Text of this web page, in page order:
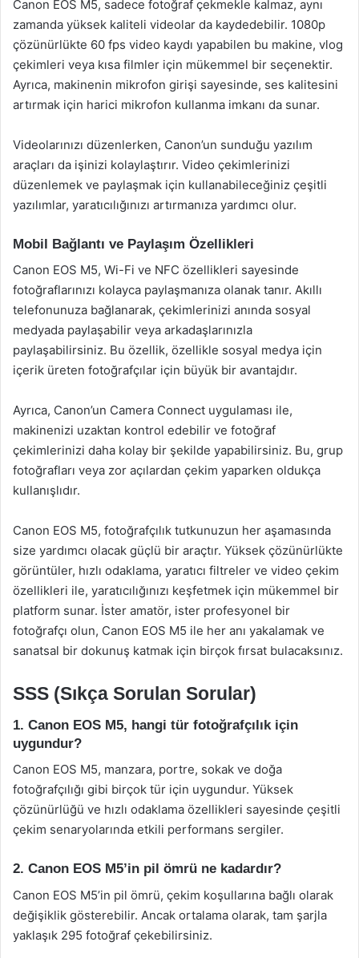
Canon EOS M5, sadece fotoğraf çekmekle kalmaz, aynı
zamanda yüksek kaliteli videolar da kaydedebilir. 1080p
çözünürlükte 60 fps video kaydı yapabilen bu makine, vlog
çekimleri veya kısa filmler için mükemmel bir seçenektir.
Ayrıca, makinenin mikrofon girişi sayesinde, ses kalitesini
artırmak için harici mikrofon kullanma imkanı da sunar.
Videolarınızı düzenlerken, Canon’un sunduğu yazılım
araçları da işinizi kolaylaştırır. Video çekimlerinizi
düzenlemek ve paylaşmak için kullanabileceğiniz çeşitli
yazılımlar, yaratıcılığınızı artırmanıza yardımcı olur.
Mobil Bağlantı ve Paylaşım Özellikleri
Canon EOS M5, Wi-Fi ve NFC özellikleri sayesinde
fotoğraflarınızı kolayca paylaşmanıza olanak tanır. Akıllı
telefonunuza bağlanarak, çekimlerinizi anında sosyal
medyada paylaşabilir veya arkadaşlarınızla
paylaşabilirsiniz. Bu özellik, özellikle sosyal medya için
içerik üreten fotoğrafçılar için büyük bir avantajdır.
Ayrıca, Canon’un Camera Connect uygulaması ile,
makinenizi uzaktan kontrol edebilir ve fotoğraf
çekimlerinizi daha kolay bir şekilde yapabilirsiniz. Bu, grup
fotoğrafları veya zor açılardan çekim yaparken oldukça
kullanışlıdır.
Canon EOS M5, fotoğrafçılık tutkunuzun her aşamasında
size yardımcı olacak güçlü bir araçtır. Yüksek çözünürlükte
görüntüler, hızlı odaklama, yaratıcı filtreler ve video çekim
özellikleri ile, yaratıcılığınızı keşfetmek için mükemmel bir
platform sunar. İster amatör, ister profesyonel bir
fotoğrafçı olun, Canon EOS M5 ile her anı yakalamak ve
sanatsal bir dokunuş katmak için birçok fırsat bulacaksınız.
SSS (Sıkça Sorulan Sorular)
1. Canon EOS M5, hangi tür fotoğrafçılık için
uygundur?
Canon EOS M5, manzara, portre, sokak ve doğa
fotoğrafçılığı gibi birçok tür için uygundur. Yüksek
çözünürlüğü ve hızlı odaklama özellikleri sayesinde çeşitli
çekim senaryolarında etkili performans sergiler.
2. Canon EOS M5’in pil ömrü ne kadardır?
Canon EOS M5’in pil ömrü, çekim koşullarına bağlı olarak
değişiklik gösterebilir. Ancak ortalama olarak, tam şarjla
yaklaşık 295 fotoğraf çekebilirsiniz.